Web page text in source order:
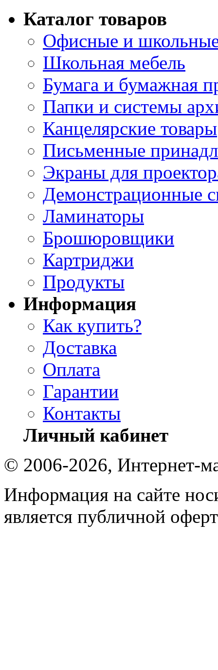
Каталог товаров
Офисные и
Школьная мебель
Бумага и бумажная
Папки и системы
Канцелярские товары
Письменные
Экраны для
Демонстрационные
Ламинаторы
Брошюровщики
Картриджи
Продукты
Информация
Как купить?
Доставка
Оплата
Гарантии
Контакты
Личный кабинет
© 2006-2026, Интернет-
Информация на сайте
является публичной